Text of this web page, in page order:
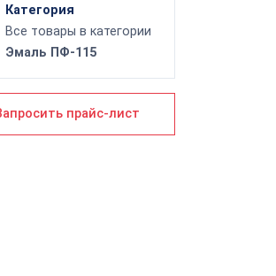
Категория
Все товары в категории
Эмаль ПФ-115
прайс-лист